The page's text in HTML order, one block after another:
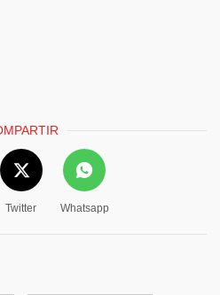
Twitter Whatsapp